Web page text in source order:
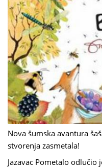
Nova šumska avantura
stvorenja zasmetala!
Jazavac Pometalo